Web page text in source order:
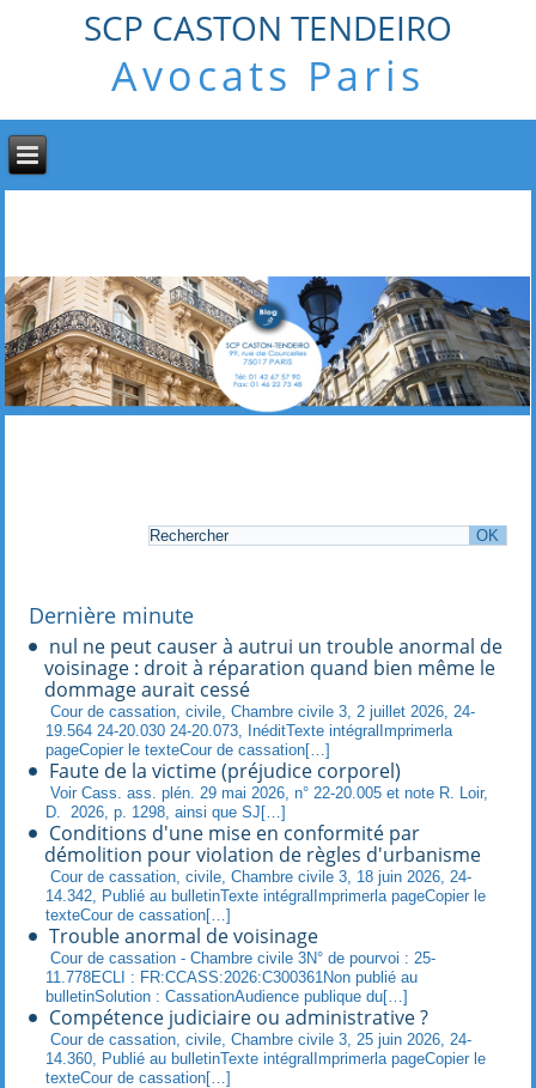
SCP CASTON TENDEIRO
Avocats Paris
Dernière minute
nul ne peut causer à autrui un trouble anormal de
voisinage : droit à réparation quand bien même le
dommage aurait cessé
Cour de cassation, civile, Chambre civile 3, 2 juillet 2026, 24-
19.564 24-20.030 24-20.073, InéditTexte intégralImprimerla
pageCopier le texteCour de cassation[…]
Faute de la victime (préjudice corporel)
Voir Cass. ass. plén. 29 mai 2026, n° 22-20.005 et note R. Loir,
D. 2026, p. 1298, ainsi que SJ[…]
Conditions d'une mise en conformité par
démolition pour violation de règles d'urbanisme
Cour de cassation, civile, Chambre civile 3, 18 juin 2026, 24-
14.342, Publié au bulletinTexte intégralImprimerla pageCopier le
texteCour de cassation[…]
Trouble anormal de voisinage
Cour de cassation - Chambre civile 3N° de pourvoi : 25-
11.778ECLI : FR:CCASS:2026:C300361Non publié au
bulletinSolution : CassationAudience publique du[…]
Compétence judiciaire ou administrative ?
Cour de cassation, civile, Chambre civile 3, 25 juin 2026, 24-
14.360, Publié au bulletinTexte intégralImprimerla pageCopier le
texteCour de cassation[…]